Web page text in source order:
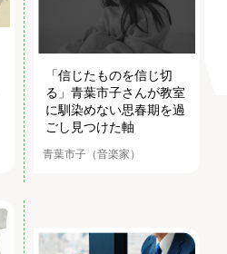
「信じたものを信じ切
る」青葉市子さんが教室
に馴染めない思春期を過
ごし見つけた軸
青葉市子（音楽家）